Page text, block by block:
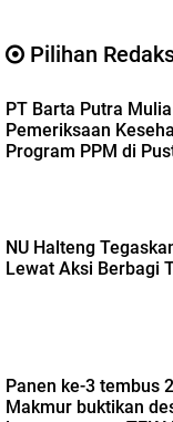
Pilihan
PT Barta Putra
Pemeriksaan
Program PPM di
NU Halteng
Lewat Aksi Berbagi
Panen ke-3 tembus
Makmur buktikan